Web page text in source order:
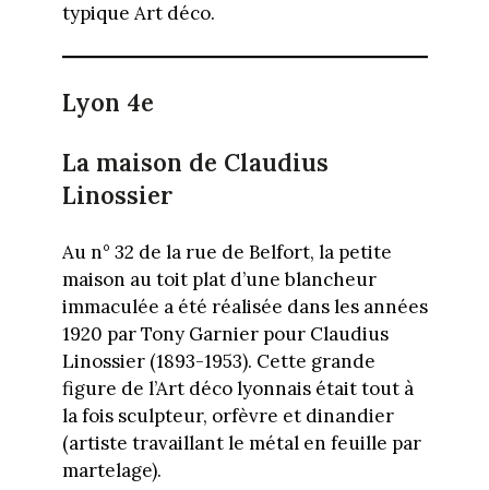
typique Art déco.
Lyon 4e
La maison de Claudius
Linossier
Au n° 32 de la rue de Belfort, la petite
maison au toit plat d’une blancheur
immaculée a été réalisée dans les années
1920 par Tony Garnier pour Claudius
Linossier (1893-1953). Cette grande
figure de l’Art déco lyonnais était tout à
la fois sculpteur, orfèvre et dinandier
(artiste travaillant le métal en feuille par
martelage).